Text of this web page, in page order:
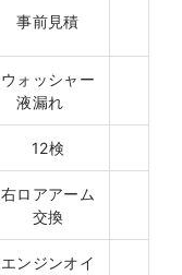
事前見積
ウォッシャー
液漏れ
12検
右ロアアーム
交換
エンジンオイ